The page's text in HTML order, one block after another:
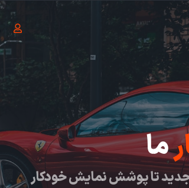
ما
تا پوشش نمایش خودکار